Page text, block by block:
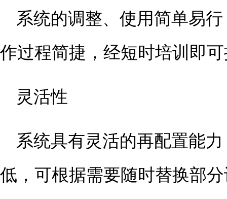
系统的调整、使用简单易
作过程简捷，经短时培训即
灵活性
系统具有灵活的再配置能
低，可根据需要随时替换部